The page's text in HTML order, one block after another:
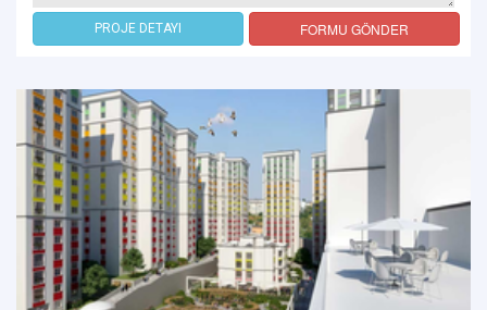
PROJE DETAYI FORMU GÖNDER